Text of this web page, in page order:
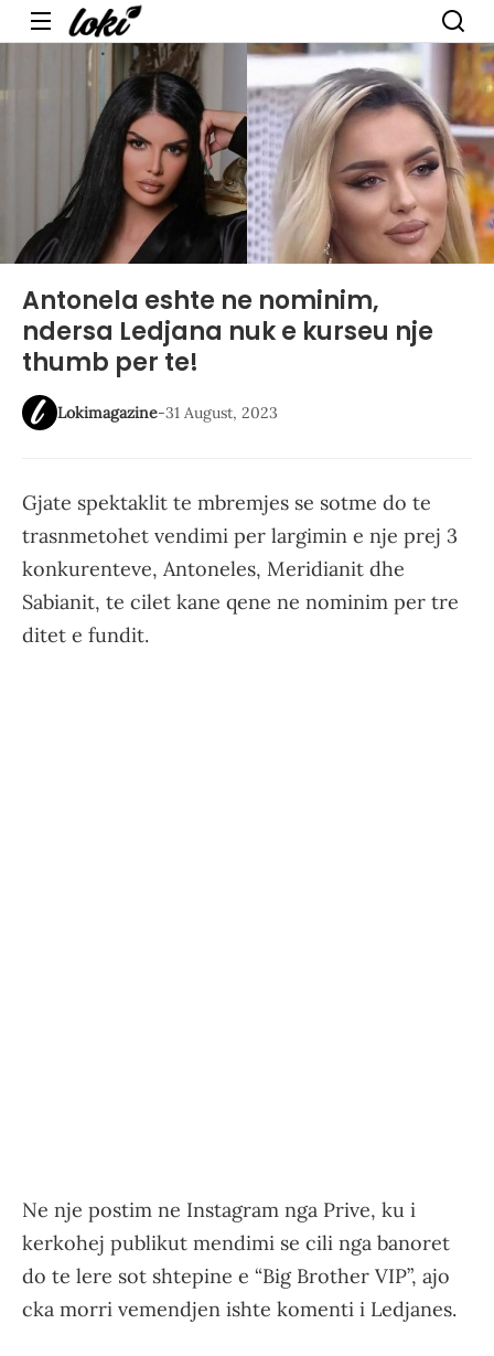
Menu
Antonela eshte ne nominim,
ndersa Ledjana nuk e kurseu nje
thumb per te!
Lokimagazine-31 August, 2023
Gjate spektaklit te mbremjes se sotme do te
trasnmetohet vendimi per largimin e nje prej 3
konkurenteve, Antoneles, Meridianit dhe
Sabianit, te cilet kane qene ne nominim per tre
ditet e fundit.
Ne nje postim ne Instagram nga Prive, ku i
kerkohej publikut mendimi se cili nga banoret
do te lere sot shtepine e “Big Brother VIP”, ajo
cka morri vemendjen ishte komenti i Ledjanes.